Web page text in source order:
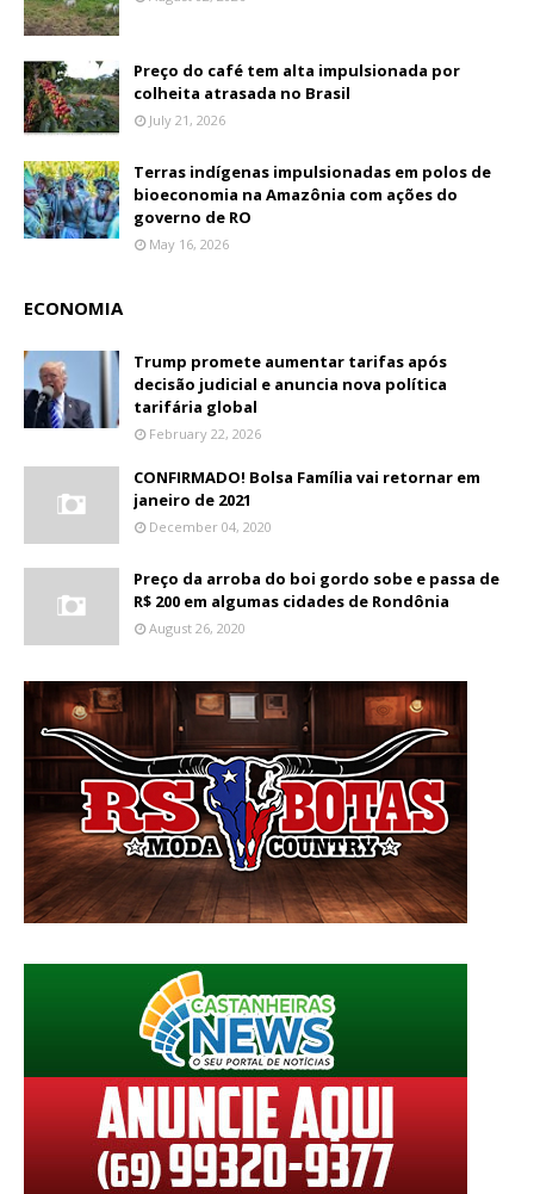
Preço do café tem alta impulsionada por
colheita atrasada no Brasil
July 21, 2026
Terras indígenas impulsionadas em polos de
bioeconomia na Amazônia com ações do
governo de RO
May 16, 2026
ECONOMIA
Trump promete aumentar tarifas após
decisão judicial e anuncia nova política
tarifária global
February 22, 2026
CONFIRMADO! Bolsa Família vai retornar em
janeiro de 2021
December 04, 2020
Preço da arroba do boi gordo sobe e passa de
R$ 200 em algumas cidades de Rondônia
August 26, 2020